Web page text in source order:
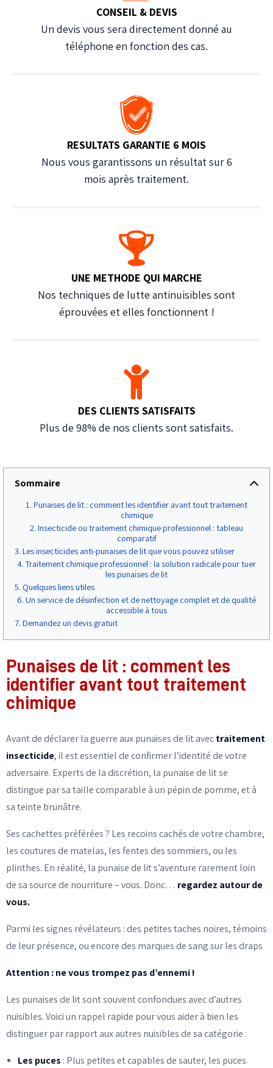
CONSEIL & DEVIS
Un devis vous sera directement donné au
téléphone en fonction des cas.
RESULTATS GARANTIE 6 MOIS
Nous vous garantissons un résultat sur 6
mois après traitement.
UNE METHODE QUI MARCHE
Nos techniques de lutte antinuisibles sont
éprouvées et elles fonctionnent !
DES CLIENTS SATISFAITS
Plus de 98% de nos clients sont satisfaits.
Sommaire
Punaises de lit : comment les identifier avant tout traitement
chimique
Insecticide ou traitement chimique professionnel : tableau
comparatif
Les insecticides anti-punaises de lit que vous pouvez utiliser
Traitement chimique professionnel : la solution radicale pour tuer
les punaises de lit
Quelques liens utiles
Un service de désinfection et de nettoyage complet et de qualité
accessible à tous
Demandez un devis gratuit
Punaises de lit : comment les
identifier avant tout traitement
chimique
Avant de déclarer la guerre aux punaises de lit avec traitement
insecticide, il est essentiel de confirmer l’identité de votre
adversaire. Experts de la discrétion, la punaise de lit se
distingue par sa taille comparable à un pépin de pomme, et à
sa teinte brunâtre.
Ses cachettes préférées ? Les recoins cachés de votre chambre,
les coutures de matelas, les fentes des sommiers, ou les
plinthes. En réalité, la punaise de lit s’aventure rarement loin
de sa source de nourriture – vous. Donc… regardez autour de
vous.
Parmi les signes révélateurs : des petites taches noires, témoins
de leur présence, ou encore des marques de sang sur les draps
Attention : ne vous trompez pas d’ennemi !
Les punaises de lit sont souvent confondues avec d’autres
nuisibles. Voici un rappel rapide pour vous aider à bien les
distinguer par rapport aux autres nuisibles de sa catégorie :
Les puces : Plus petites et capables de sauter, les puces